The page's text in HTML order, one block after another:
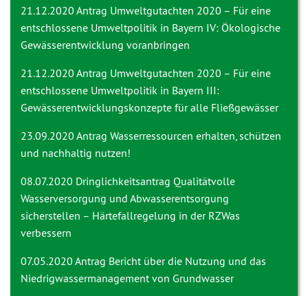
21.12.2020 Antrag Umweltgutachten 2020 – Für eine
entschlossene Umweltpolitik in Bayern IV: Ökologische
Gewässerentwicklung voranbringen
21.12.2020 Antrag Umweltgutachten 2020 – Für eine
entschlossene Umweltpolitik in Bayern III:
Gewässerentwicklungskonzepte für alle Fließgewässer
23.09.2020 Antrag Wasserressourcen erhalten, schützen
und nachhaltig nutzen!
08.07.2020 Dringlichkeitsantrag Qualitätvolle
Wasserversorgung und Abwasserentsorgung
sicherstellen – Härtefallregelung in der RZWas
verbessern
07.05.2020 Antrag Bericht über die Nutzung und das
Niedrigwassermanagement von Grundwasser